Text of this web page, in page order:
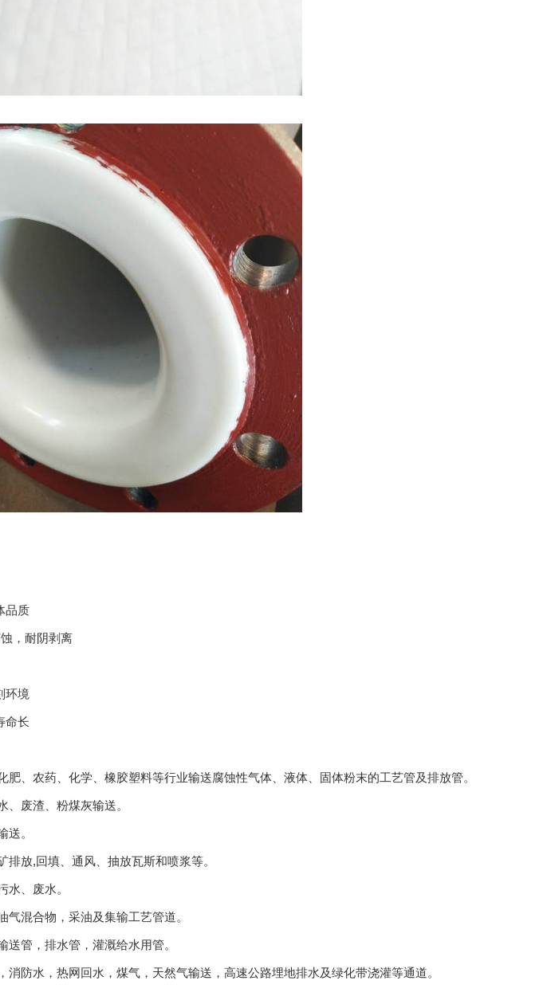
品质
，耐阴剥离
环境
命长
农药、化学、橡胶塑料等行业输送腐蚀性气体、液体、固体粉末的工艺管及排放管。
废渣、粉煤灰输送。
。
放,回填、通风、抽放瓦斯和喷浆等。
、废水。
混合物，采油及集输工艺管道。
管，排水管，灌溉给水用管。
防水，热网回水，煤气，天然气输送，高速公路埋地排水及绿化带浇灌等通道。